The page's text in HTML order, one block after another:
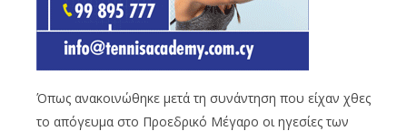
Όπως ανακοινώθηκε μετά τη συνάντηση που είχαν χθες
το απόγευμα στο Προεδρικό Μέγαρο οι ηγεσίες των